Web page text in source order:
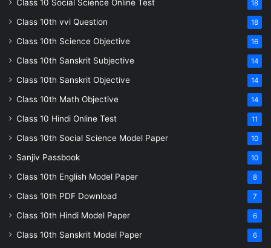
Class 10 Social Science Online Test 18
Class 10th vvi Question 18
Class 10th Science Objective 16
Class 10th Sanskrit Subjective 14
Class 10th Sanskrit Objective 14
Class 10th Math Objective 14
Class 10 Hindi Online Test 11
Class 10th Social Science Model Paper 10
Sanjiv Passbook 10
Class 10th English Model Paper 8
Class 10th PDF Download 7
Class 10th Hindi Model Paper 6
Class 10th Sanskrit Model Paper 6